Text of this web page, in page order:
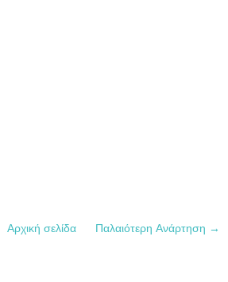
Παλαιότερη Ανάρτηση →
Αρχική σελίδα